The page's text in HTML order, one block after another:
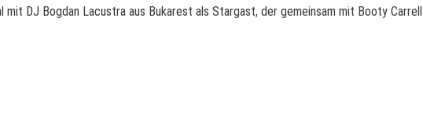
DJ Bogdan Lacustra aus Bukarest als Stargast, der gemeinsam mit Booty